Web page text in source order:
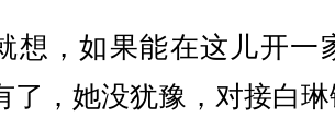
想，如果能在这儿开一
了，她没犹豫，对接白